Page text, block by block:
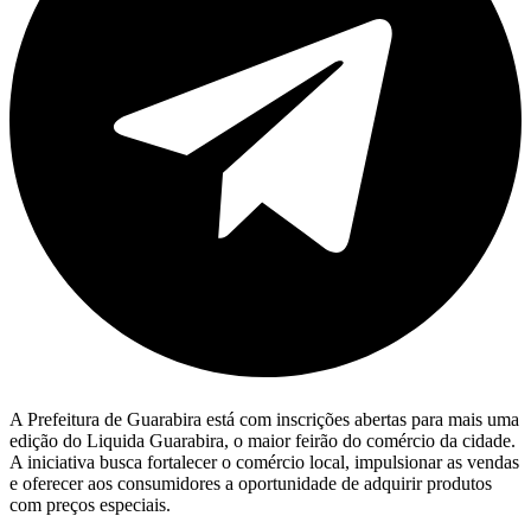
A Prefeitura de Guarabira está com inscrições abertas para mais uma
edição do Liquida Guarabira, o maior feirão do comércio da cidade.
A iniciativa busca fortalecer o comércio local, impulsionar as vendas
e oferecer aos consumidores a oportunidade de adquirir produtos
com preços especiais.